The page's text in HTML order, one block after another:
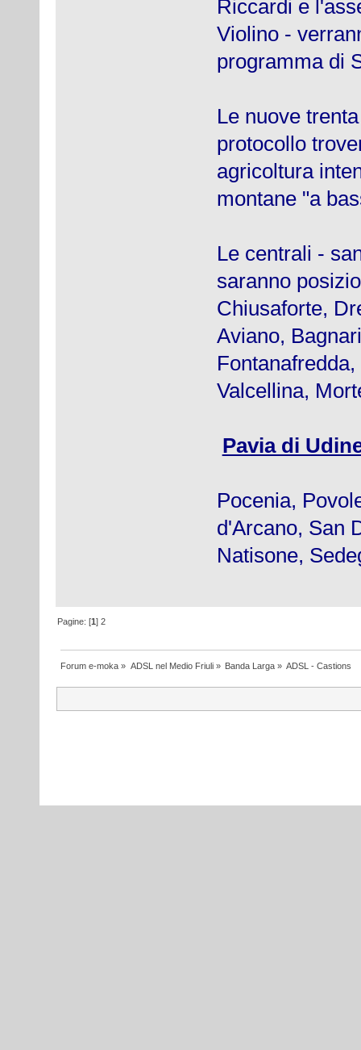
Riccardi e
Violino -
programma di
Le nuove
protocollo
agricoltura
montane "a
Le centrali -
saranno
Chiusaforte,
Aviano,
Valcellina,
Pavia di
Pocenia,
d'Arcano, San
Natisone,
Pagine: [1]2
Forum e-moka » ADSL nel Medio Friuli» Banda Larga» ADSL - Castions